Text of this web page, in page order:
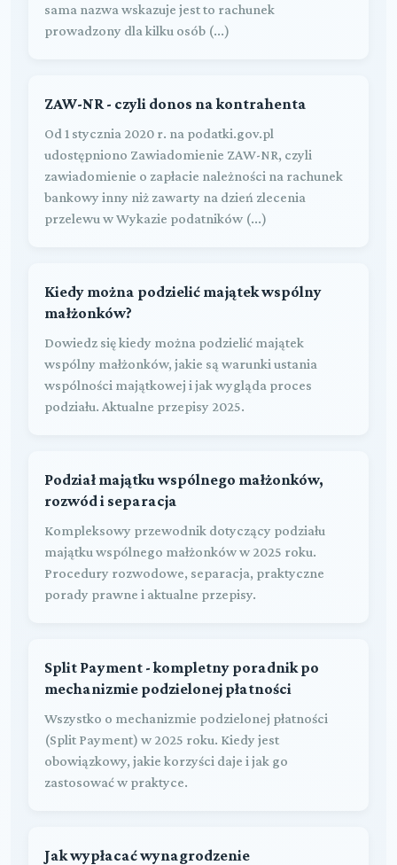
sama nazwa wskazuje jest to rachunek
prowadzony dla kilku osób (...)
ZAW-NR - czyli donos na kontrahenta
Od 1 stycznia 2020 r. na podatki.gov.pl
udostępniono Zawiadomienie ZAW-NR, czyli
zawiadomienie o zapłacie należności na rachunek
bankowy inny niż zawarty na dzień zlecenia
przelewu w Wykazie podatników (...)
Kiedy można podzielić majątek wspólny
małżonków?
Dowiedz się kiedy można podzielić majątek
wspólny małżonków, jakie są warunki ustania
wspólności majątkowej i jak wygląda proces
podziału. Aktualne przepisy 2025.
Podział majątku wspólnego małżonków,
rozwód i separacja
Kompleksowy przewodnik dotyczący podziału
majątku wspólnego małżonków w 2025 roku.
Procedury rozwodowe, separacja, praktyczne
porady prawne i aktualne przepisy.
Split Payment - kompletny poradnik po
mechanizmie podzielonej płatności
Wszystko o mechanizmie podzielonej płatności
(Split Payment) w 2025 roku. Kiedy jest
obowiązkowy, jakie korzyści daje i jak go
zastosować w praktyce.
Jak wypłacać wynagrodzenie